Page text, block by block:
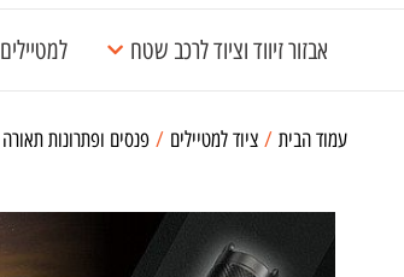
אבזור זיווד וציוד לרכב שטח למטיילים
עמוד הבית / ציוד למטיילים / פנסים ופתרונות תאורה